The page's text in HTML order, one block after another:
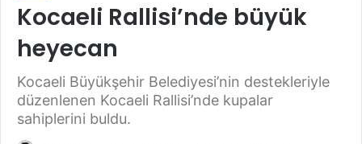
Kocaeli Rallisi’nde büyük
heyecan
Kocaeli Büyükşehir Belediyesi’nin destekleriyle
düzenlenen Kocaeli Rallisi’nde kupalar
sahiplerini buldu.